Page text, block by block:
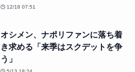
12/18 07:51
オシメン、ナポリファンに落ち着
き求める「来季はスクデットを争
う」